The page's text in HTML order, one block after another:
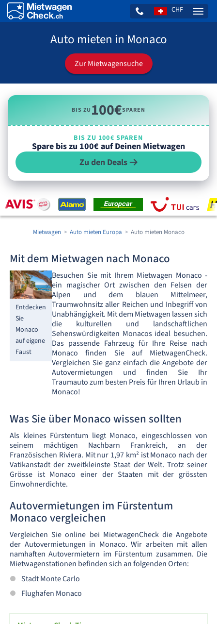
CHF
Auto mieten in Monaco
Zur Mietwagensuche
BIS ZU100€SPAREN
BIS ZU 100€ SPAREN
Spare bis zu 100€ auf Deinen Mietwagen
Zu den Deals
Mietwagen Auto mieten Europa Auto mieten Monaco
Mit dem Mietwagen nach Monaco
Entdecken
Sie
Monaco
auf eigene
Faust
Besuchen Sie mit Ihrem Mietwagen Monaco -
ein magischer Ort zwischen den Felsen der
Alpen und dem blauen Mittelmeer,
Traumwohnsitz aller Reichen und Inbegriff von
Unabhängigkeit. Mit dem Mietwagen lassen sich
die kulturellen und landschaftlichen
Sehenswürdigkeiten Monacos ideal besuchen.
Das passende Fahrzeug für Ihre Reise nach
Monaco finden Sie auf MietwagenCheck.
Vergleichen Sie ganz einfach die Angebote der
Autovermietungen und finden Sie Ihr
Traumauto zum besten Preis für Ihren Urlaub in
Monaco!
Was Sie über Monaco wissen sollten
Als kleines Fürstentum liegt Monaco, eingeschlossen von
seinem mächtigen Nachbarn Frankreich, an der
Französischen Riviera. Mit nur 1,97 km² ist Monaco nach der
Vatikanstadt der zweitkleinste Staat der Welt. Trotz seiner
Grösse ist Monaco einer der Staaten mit der grössten
Einwohnerdichte.
Autovermietungen im Fürstentum
Monaco vergleichen
Vergleichen Sie online bei MietwagenCheck die Angebote
der Autovermietungen in Monaco. Wir arbeiten mit allen
namhaften Autovermietern im Fürstentum zusammen. Die
Mietwagenstationen befinden sich an folgenden Orten:
Stadt Monte Carlo
Flughafen Monaco